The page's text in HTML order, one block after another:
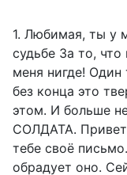
1. Любимая, ты у
судьбе За то, что
меня нигде! Один
без конца это
этом. И больше
СОЛДАТА.
тебе своё
обрадует оно.